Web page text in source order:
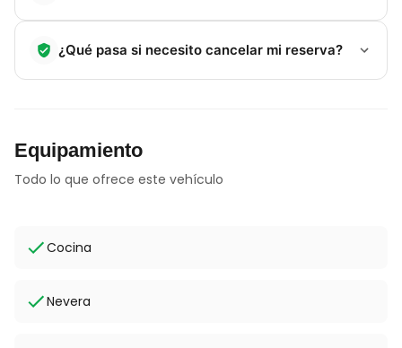
¿Qué pasa si necesito cancelar mi reserva?
Equipamiento
Todo lo que ofrece este vehículo
Cocina
Nevera